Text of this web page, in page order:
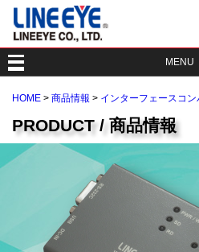
MENU
HOME > 商品情報 > インターフェースコ
PRODUCT / 商品情報